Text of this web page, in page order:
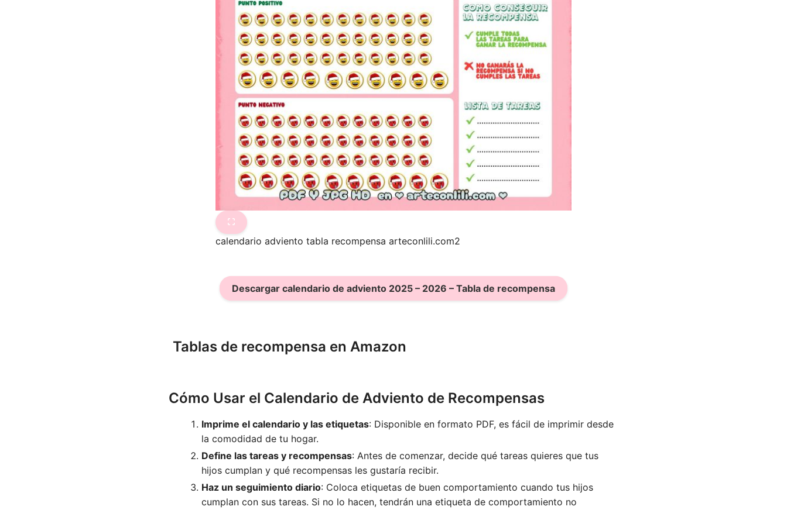
calendario adviento tabla recompensa arteconlili.com2
Descargar calendario de adviento 2025 – 2026 – Tabla de recompensa
Tablas de recompensa en Amazon
Cómo Usar el Calendario de Adviento de Recompensas
Imprime el calendario y las etiquetas: Disponible en formato PDF, es fácil de imprimir desde
la comodidad de tu hogar.
Define las tareas y recompensas: Antes de comenzar, decide qué tareas quieres que tus
hijos cumplan y qué recompensas les gustaría recibir.
Haz un seguimiento diario: Coloca etiquetas de buen comportamiento cuando tus hijos
cumplan con sus tareas. Si no lo hacen, tendrán una etiqueta de comportamiento no